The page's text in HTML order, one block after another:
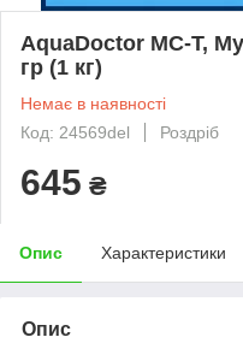
AquaDoctor MC-T,
гр (1 кг)
Немає в наявності
Код: 24569del
Роздріб
645 ₴
Опис Характеристики
Опис